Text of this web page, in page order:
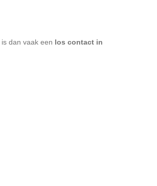
dan vaak een los contact in